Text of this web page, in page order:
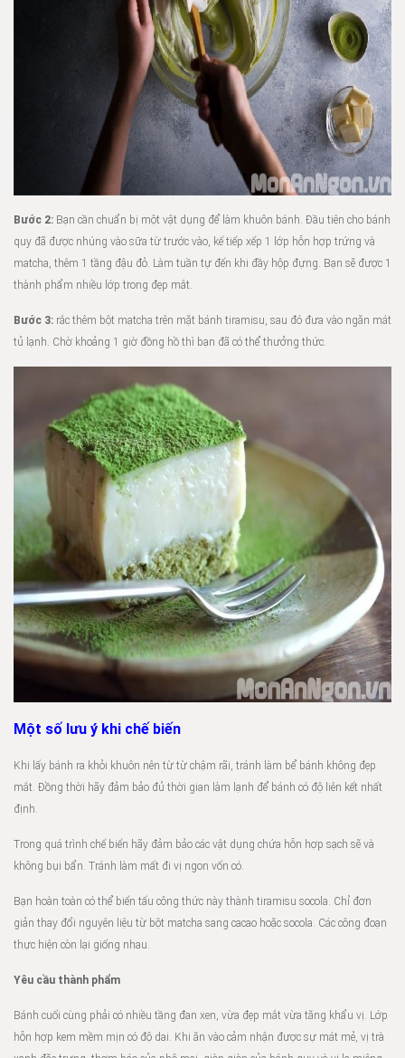
Bước 2: Bạn cần chuẩn bị một vật dụng để làm khuôn bánh. Đầu tiên cho bánh
quy đã được nhúng vào sữa từ trước vào, kế tiếp xếp 1 lớp hỗn hợp trứng và
matcha, thêm 1 tầng đậu đỏ. Làm tuần tự đến khi đầy hộp đựng. Bạn sẽ được 1
thành phẩm nhiều lớp trong đẹp mắt.
Bước 3: rắc thêm bột matcha trên mặt bánh tiramisu, sau đó đưa vào ngăn mát
tủ lạnh. Chờ khoảng 1 giờ đồng hồ thì bạn đã có thể thưởng thức.
Một số lưu ý khi chế biến
Khi lấy bánh ra khỏi khuôn nên từ từ chậm rãi, tránh làm bể bánh không đẹp
mắt. Đồng thời hãy đảm bảo đủ thời gian làm lạnh để bánh có độ liên kết nhất
định.
Trong quá trình chế biến hãy đảm bảo các vật dụng chứa hỗn hợp sạch sẽ và
không bụi bẩn. Tránh làm mất đi vị ngon vốn có.
Bạn hoàn toàn có thể biến tấu công thức này thành tiramisu socola. Chỉ đơn
giản thay đổi nguyên liệu từ bột matcha sang cacao hoặc socola. Các công đoạn
thực hiện còn lại giống nhau.
Yêu cầu thành phẩm
Bánh cuối cùng phải có nhiều tầng đan xen, vừa đẹp mắt vừa tăng khẩu vị. Lớp
hỗn hợp kem mềm mịn có độ dai. Khi ăn vào cảm nhận được sự mát mẻ, vị trà